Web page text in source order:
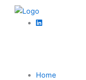
Home
News
DOMANDA DI